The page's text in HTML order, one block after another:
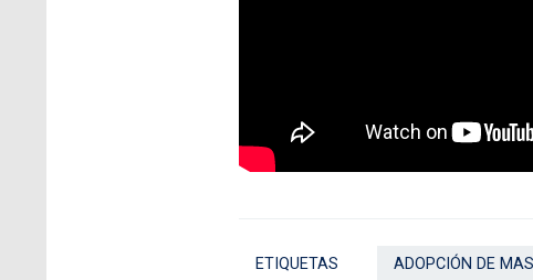
ETIQUETAS ADOPCIÓN DE